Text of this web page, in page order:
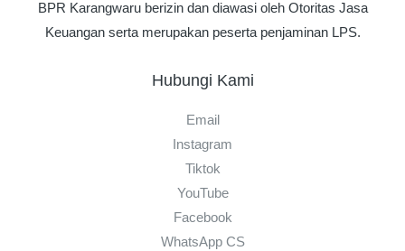
BPR Karangwaru berizin dan diawasi oleh Otoritas Jasa
Keuangan serta merupakan peserta penjaminan LPS.
Hubungi Kami
Email
Instagram
Tiktok
YouTube
Facebook
WhatsApp CS